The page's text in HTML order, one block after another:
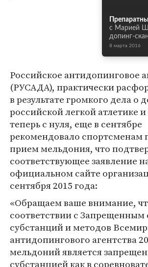
с Марией
допинг-
8 марта 2016
Российское антидопинговое
(РУСАДА), практически
в результате громкого дела о
российской легкой атлетике
теперь с нуля, еще в сентябре
рекомендовало спортсменам
прием мельдония, что
соответствующее заявление
официальном сайте
сентября 2015 года:
«Обращаем ваше внимание,
соответствии с Запрещенным
субстанций и методов
антидопингового агентства
мельдоний является
субстанцией как в